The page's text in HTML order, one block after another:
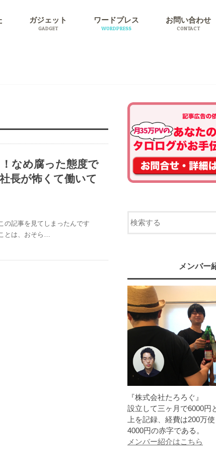
ガジェット
GADGET
ワードプレス
WORDPRESS
お問い合わせ
CONTACT
なめ腐った態度で
長が怖くて働いて
の記事を見てしまったんです
とは、おそら…
メンバー
『株式会社たろろぐ』
設立して三ヶ月で6000円
上を記録、経費は200万
4000円の赤字である。
メンバー紹介はこちら